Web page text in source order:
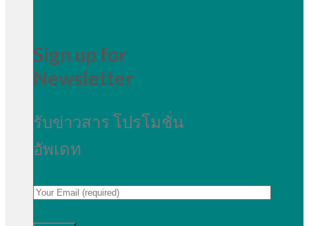
Sign up for
Newsletter
รับข่าวสาร โปรโมชั่น
อัพเดท